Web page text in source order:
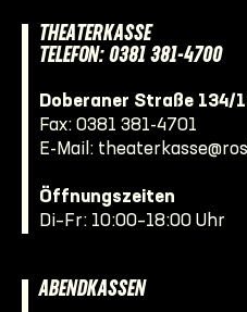
THEATERKASSE
TELEFON: 0381 381-4700
Doberaner Straße 134/
Fax: 0381 381-4701
E-Mail:
Öffnungszeiten
Di–Fr: 10:00–18:00 Uhr
ABENDKASSEN